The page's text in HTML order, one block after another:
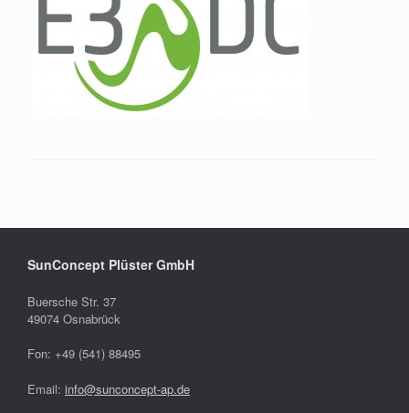
SunConcept Plüster GmbH
Buersche Str. 37
49074 Osnabrück
Fon: +49 (541) 88495
Email: info@sunconcept-ap.de